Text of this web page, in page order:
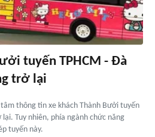
tuyến TPHCM - Đà
trở lại
thông tin xe khách Thành Bưởi tuyến
Tuy nhiên, phía ngành chức năng
tuyến này.